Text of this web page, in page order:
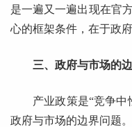
是一遍又一遍出现在官
心的框架条件，在于政
三、政府与市场的
产业政策是“竞争
政府与市场的边界问题。